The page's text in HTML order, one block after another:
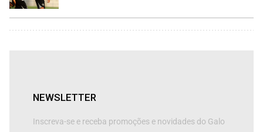
NEWSLETTER
Inscreva-se e receba promoções e novidades do Galo